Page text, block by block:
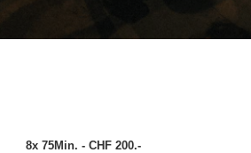
8x 75Min. - CHF 200.-